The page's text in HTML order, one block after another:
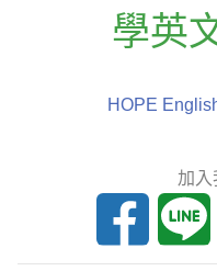
學英
HOPE
加入